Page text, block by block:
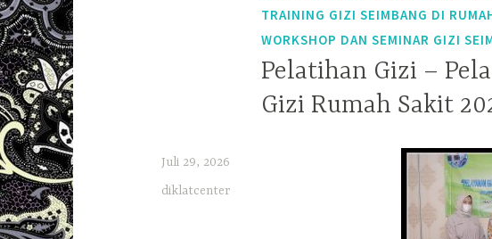
TRAINING GIZI SEIMBANG DI
WORKSHOP DAN SEMINAR GIZI
Pelatihan Gizi –
Gizi Rumah Sakit
Juli 29, 2026
diklatcenter